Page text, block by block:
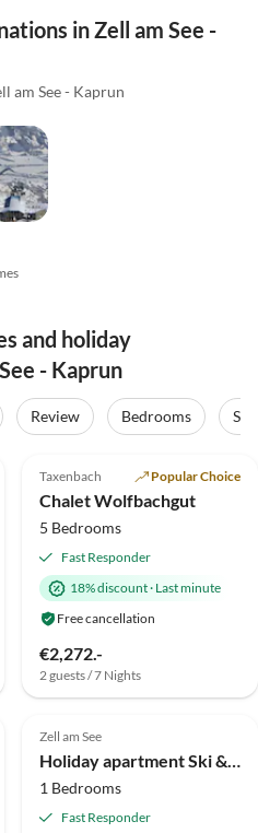
in Zell am See -
am See - Kaprun
and holiday
- Kaprun
Review Bedrooms
Top-Listing
Taxenbach Popular Choice
Chalet Wolfbachgut
5 Bedrooms
Fast Responder
18% discount· Last minute
Free cancellation
€2,272.-
2 guests / 7 Nights
Top-Listing
5.0 (2)
Zell am See
1 Bedrooms
Fast Responder